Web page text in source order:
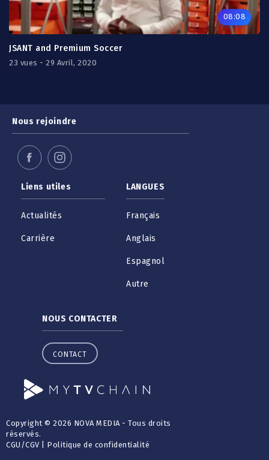
08:08
JSANT and Premium Soccer
23 vues - 29 Avril, 2020
Copyright © 2026 NOVA MEDIA - Tous droits
réservés.
CGU /CGV Politique de confidentialité
Nous rejoindre
Liens utiles
Actualités
Carrière
LANGUES
Français
Anglais
Espagnol
Autre
NOUS CONTACTER
CONTACT